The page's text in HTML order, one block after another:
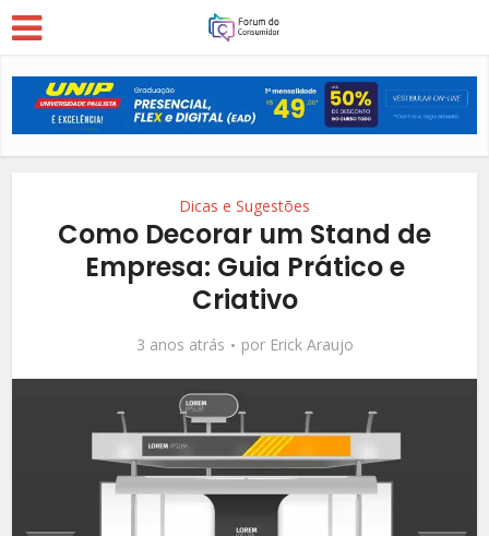
Dicas e Sugestões
Como Decorar um Stand de
Empresa: Guia Prático e
Criativo
3 anos atrás por Erick Araujo